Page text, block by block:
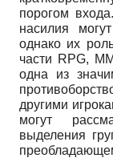
порогом
насилия
однако их
части RPG,
одна из
другими
могут
выделения